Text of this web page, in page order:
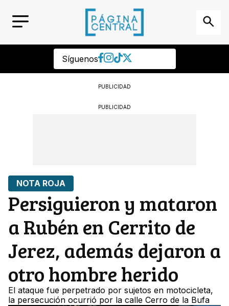
Síguenos
PUBLICIDAD
PUBLICIDAD
NOTA ROJA
Persiguieron y mataron
a Rubén en Cerrito de
Jerez, además dejaron a
otro hombre herido
El ataque fue perpetrado por sujetos en motocicleta,
la persecución ocurrió por la calle Cerro de la Bufa